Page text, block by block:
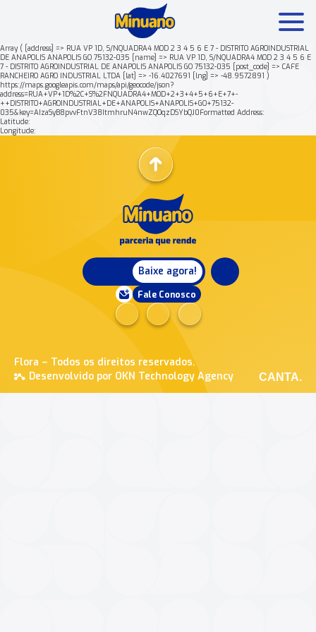
Array ( [address] => RUA VP 1D, S/NQUADRA4 MOD 2 3 4 5 6 E 7 - DISTRITO AGROINDUSTRIAL
DE ANAPOLIS ANAPOLIS GO 75132-035 [name] => RUA VP 1D, S/NQUADRA4 MOD 2 3 4 5 6 E
7 - DISTRITO AGROINDUSTRIAL DE ANAPOLIS ANAPOLIS GO 75132-035 [post_code] => CAFE
RANCHEIRO AGRO INDUSTRIAL LTDA [lat] => -16.4027691 [lng] => -48.9572891 )
https://maps.googleapis.com/maps/api/geocode/json?
address=RUA+VP+1D%2C+S%2FNQUADRA4+MOD+2+3+4+5+6+E+7+-
++DISTRITO+AGROINDUSTRIAL+DE+ANAPOLIS+ANAPOLIS+GO+75132-
035&key=AIzaSyB8pvvFtnV38ItmhruN4nwZQOqzDSYbQJ0Formatted Address:
Latitude:
Longitude:
Baixe agora!
Fale Conosco
Flora – Todos os direitos reservados.
Desenvolvido por OKN Technology Agency
CANTA.
Mais buscados: Produtos Minuano Rende +
Nossa história